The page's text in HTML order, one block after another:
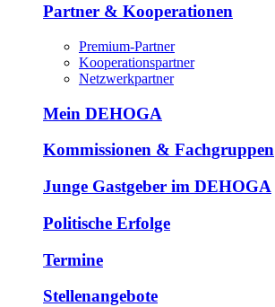
Partner & Kooperationen
Premium-Partner
Kooperationspartner
Netzwerkpartner
Mein DEHOGA
Kommissionen & Fachgruppen
Junge Gastgeber im DEHOGA
Politische Erfolge
Termine
Stellenangebote